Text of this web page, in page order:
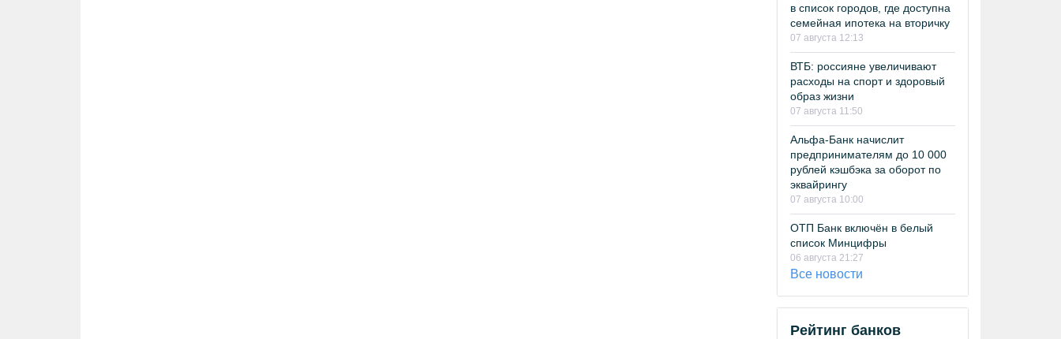
в список городов, где доступна
семейная ипотека на вторичку
07 августа 12:13
ВТБ: россияне увеличивают
расходы на спорт и здоровый
образ жизни
07 августа 11:50
Альфа-Банк начислит
предпринимателям до 10 000
рублей кэшбэка за оборот по
эквайрингу
07 августа 10:00
ОТП Банк включён в белый
список Минцифры
06 августа 21:27
Все новости
Рейтинг банков